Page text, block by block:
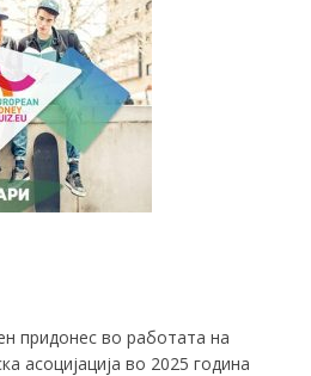
придонес во работата на
асоцијација во 2025 година